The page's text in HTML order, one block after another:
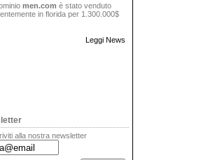
men.com è stato venduto
in florida per 1.300.000$
Leggi News
alla nostra newsletter